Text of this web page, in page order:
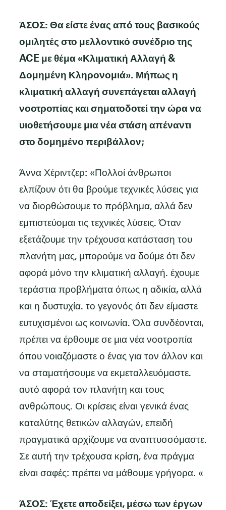
ΆΣΟΣ: Θα είστε ένας από τους βασικούς
ομιλητές στο μελλοντικό συνέδριο της
ACE με θέμα «Κλιματική Αλλαγή &
Δομημένη Κληρονομιά». Μήπως η
κλιματική αλλαγή συνεπάγεται αλλαγή
νοοτροπίας και σηματοδοτεί την ώρα να
υιοθετήσουμε μια νέα στάση απέναντι
στο δομημένο περιβάλλον;
Άννα Χέριντζερ: «Πολλοί άνθρωποι
ελπίζουν ότι θα βρούμε τεχνικές λύσεις για
να διορθώσουμε το πρόβλημα, αλλά δεν
εμπιστεύομαι τις τεχνικές λύσεις. Όταν
εξετάζουμε την τρέχουσα κατάσταση του
πλανήτη μας, μπορούμε να δούμε ότι δεν
αφορά μόνο την κλιματική αλλαγή. έχουμε
τεράστια προβλήματα όπως η αδικία, αλλά
και η δυστυχία. το γεγονός ότι δεν είμαστε
ευτυχισμένοι ως κοινωνία. Όλα συνδέονται,
πρέπει να έρθουμε σε μια νέα νοοτροπία
όπου νοιαζόμαστε ο ένας για τον άλλον και
να σταματήσουμε να εκμεταλλευόμαστε.
αυτό αφορά τον πλανήτη και τους
ανθρώπους. Οι κρίσεις είναι γενικά ένας
καταλύτης θετικών αλλαγών, επειδή
πραγματικά αρχίζουμε να αναπτυσσόμαστε.
Σε αυτή την τρέχουσα κρίση, ένα πράγμα
είναι σαφές: πρέπει να μάθουμε γρήγορα. «
ΆΣΟΣ: Έχετε αποδείξει, μέσω των έργων